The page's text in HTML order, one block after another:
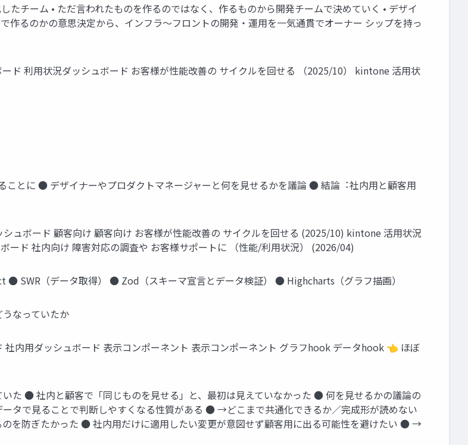
たチーム • ただ⾔われたものを作るのではなく、作るものから開発チームで決めていく • デザイ
作るのかの意思決定から、インフラ〜フロントの開発・運⽤を⼀気通貫でオーナー シップを持っ
ド 利⽤状況ダッシュボード お客様が性能改善の サイクルを回せる （2025/10） kintone 活⽤状
とに ● デザイナーやプロダクトマネージャーと何を⾒せるかを議論 ● 結論︓社内⽤と顧客⽤
ュボード 顧客向け 顧客向け お客様が性能改善の サイクルを回せる (2025/10) kintone 活⽤状況
ード 社内向け 障害対応の調査や お客様サポートに （性能/利⽤状況） (2026/04)
SWR（データ取得） ● Zod（スキーマ宣⾔とデータ検証） ● Highcharts（グラフ描画）
なっていたか
内⽤ダッシュボード 表⽰コンポーネント 表⽰コンポーネント グラフhook データhook 👈 ほぼ
た ● 社内と顧客で「同じものを⾒せる」と、最初は⾒えていなかった ● 何を⾒せるかの議論の
タで⾒ることで判断しやすくなる性質がある ● →どこまで共通化できるか／完成形が読めない
を防ぎたかった ● 社内⽤だけに適⽤したい変更が意図せず顧客⽤に出る可能性を避けたい ● →